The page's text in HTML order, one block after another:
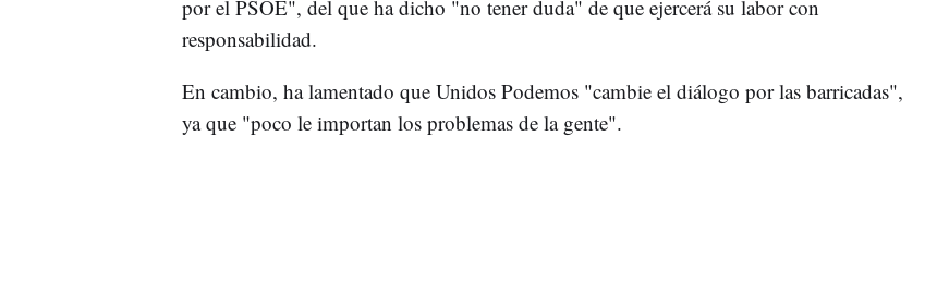
por el PSOE", del que ha dicho "no tener duda" de que ejercerá su labor con
responsabilidad.
En cambio, ha lamentado que Unidos Podemos "cambie el diálogo por las barricadas",
ya que "poco le importan los problemas de la gente".